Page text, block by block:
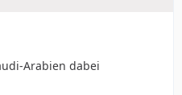
Arabien dabei